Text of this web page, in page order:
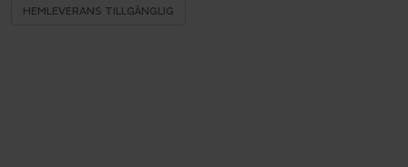
HEMLEVERANS TILLGÄNGLIG